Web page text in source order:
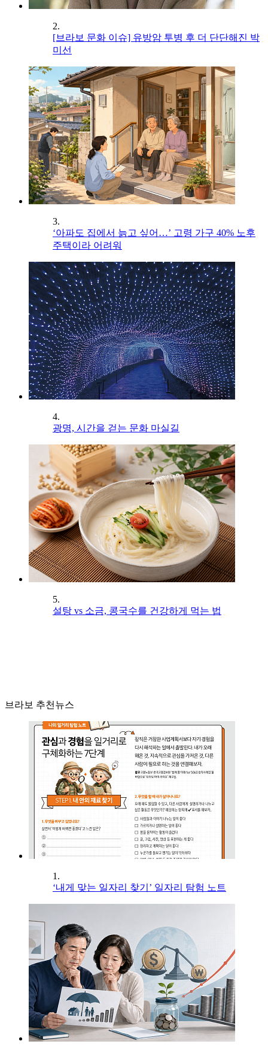
2.
[브라보 문화 이슈] 유방암 투병 후 더 단단해진 박
미선
3.
‘아파도 집에서 늙고 싶어…’ 고령 가구 40% 노후
주택이라 어려워
4.
광명, 시간을 걷는 문화 마실길
5.
설탕 vs 소금, 콩국수를 건강하게 먹는 법
브라보 추천뉴스
1.
‘내게 맞는 일자리 찾기’ 일자리 탐험 노트